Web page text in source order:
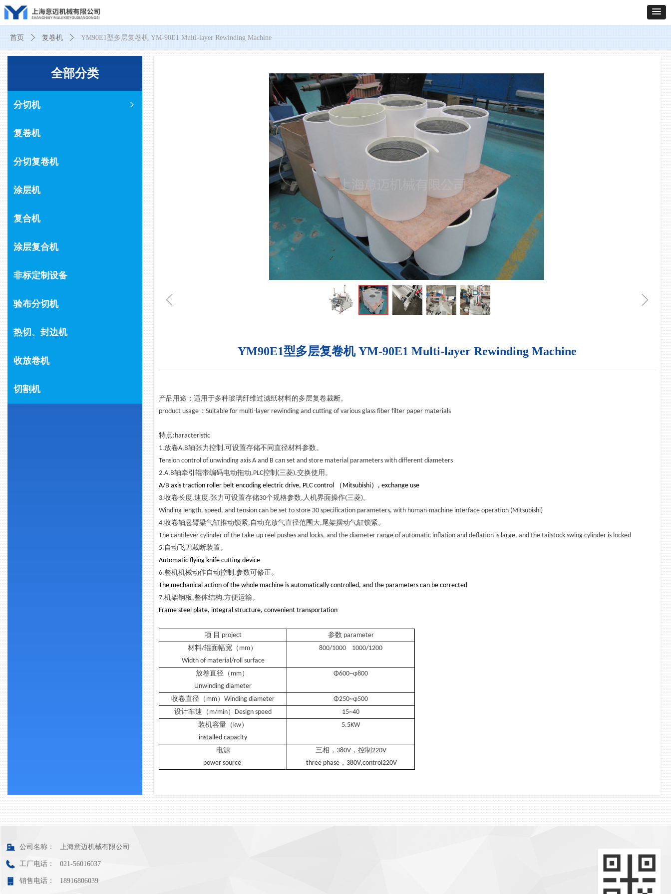
首页 ꄲ 复卷机 ꄲ YM90E1型多层复卷机 YM-90E1 Multi-layer Rewinding Machine
ꁆ ꁇ
YM90E1型多层复卷机 YM-90E1 Multi-layer Rewinding Machine
产品用途：适用于多种玻璃纤维过滤纸材料的多层复卷裁断。
product usage：Suitable for multi-layer rewinding and cutting of various glass fiber filter paper materials
特点:haracteristic
1.放卷A,B轴张力控制,可设置存储不同直径材料参数。
Tension control of unwinding axis A and B can set and store material parameters with different diameters
2.A,B轴牵引辊带编码电动拖动,PLC控制(三菱),交换使用。
A/B axis traction roller belt encoding electric drive, PLC control （Mitsubishi）, exchange use
3.收卷长度,速度,张力可设置存储30个规格参数,人机界面操作(三菱)。
Winding length, speed, and tension can be set to store 30 specification parameters, with human-machine interface operation (Mitsubishi)
4.收卷轴悬臂梁气缸推动锁紧,自动充放气直径范围大,尾架摆动气缸锁紧。
The cantilever cylinder of the take-up reel pushes and locks, and the diameter range of automatic inflation and deflation is large, and the tailstock swing cylinder is locked
5.自动飞刀裁断装置。
Automatic flying knife cutting device
6.整机机械动作自动控制,参数可修正。
The mechanical action of the whole machine is automatically controlled, and the parameters can be corrected
7.机架钢板,整体结构,方便运输。
Frame steel plate, integral structure, convenient transportation
项 目 project
参数 parameter
材料/辊面幅宽（mm）
Width of material/roll surface
800/1000 1000/1200
放卷直径（mm）
Unwinding diameter
Φ600~φ800
收卷直径（mm）Winding diameter
Φ250~φ500
设计车速（m/min）Design speed
15~40
装机容量（kw）
installed capacity
5.5KW
电源
power source
三相，380V，控制220V
three phase，380V,control220V
ꁇ
分切机
复卷机
分切复卷机
涂层机
复合机
涂层复合机
非标定制设备
验布分切机
热切、封边机
收放卷机
切割机
全部分类
公司名称： 上海意迈机械有限公司
工厂电话： 021-56016037
销售电话： 18916806039